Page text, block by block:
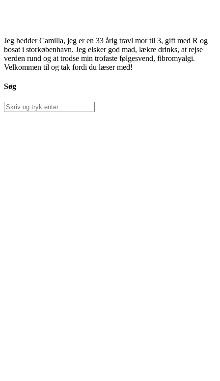
Jeg hedder Camilla, jeg er en 33 årig travl mor til 3, gift med R og
bosat i storkøbenhavn. Jeg elsker god mad, lækre drinks, at rejse
verden rund og at trodse min trofaste følgesvend, fibromyalgi.
Velkommen til og tak fordi du læser med!
Søg